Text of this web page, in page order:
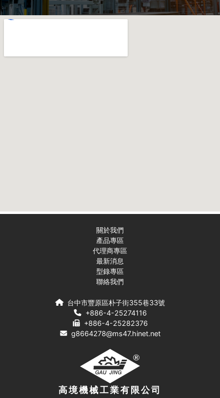
高境機械工業有限公司
台中市豐原區朴子街355巷33號
+886-4-25274116
+886-4-25282376
g8664278@ms47.hinet.net
關於我們
產品專區
代理商專區
最新消息
型錄專區
聯絡我們